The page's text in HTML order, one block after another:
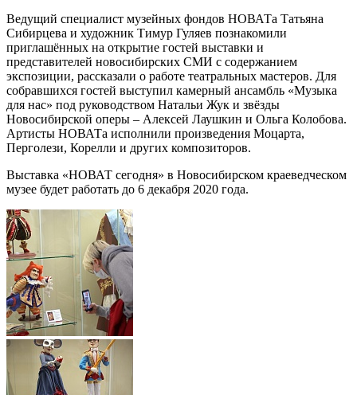
Ведущий специалист музейных фондов НОВАТа Татьяна
Сибирцева и художник Тимур Гуляев познакомили
приглашённых на открытие гостей выставки и
представителей новосибирских СМИ с содержанием
экспозиции, рассказали о работе театральных мастеров. Для
собравшихся гостей выступил камерный ансамбль «Музыка
для нас» под руководством Натальи Жук и звёзды
Новосибирской оперы – Алексей Лаушкин и Ольга Колобова.
Артисты НОВАТа исполнили произведения Моцарта,
Перголези, Корелли и других композиторов.
Выставка «НОВАТ сегодня» в Новосибирском краеведческом
музее будет работать до 6 декабря 2020 года.